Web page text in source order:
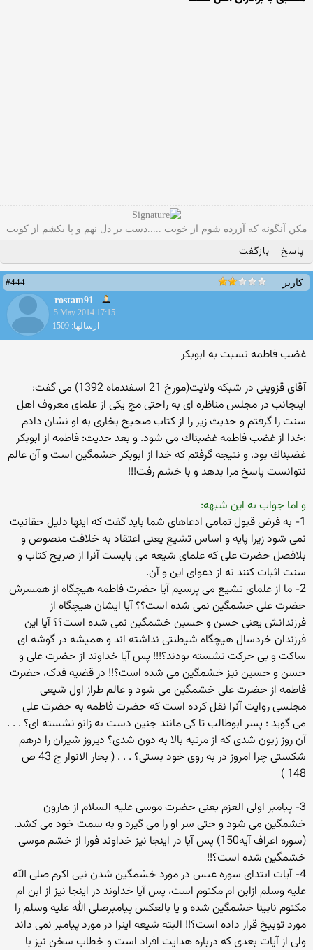
مکن آنگونه که آزرده شوم از خویت .....دست بر دل نهم و پا بکشم از کویت
پاسخ بازگفت
کاربر
#444
rostam91
5 May 2014 17:15
ارسالها: 1509
غضب فاطمه نسبت به ابوبکر
آقای قزوینی در شبکه ولایت(مورخ 21 اسفندماه 1392) می گفت:
اینجانب در مجلس مناظره ای به راحتی مچ یكی از علمای معروف اهل
سنت را گرفتم و حدیث زیر را از كتاب صحیح بخاری به او نشان دادم
:خدا از غضب فاطمه غضبناك می شود. و بعد حدیث: فاطمه از ابوبكر
غضبناك بود. و نتیجه گرفتم كه خدا از ابوبكر خشمگین است و آن عالم
نتوانست پاسخ مرا بدهد و با خشم رفت!!!
و اما جواب به این شبهه:
1- به فرض قبول تمامی ادعاهای شما باید گفت که اینها دلیل حقانیت
نمی شود زیرا پایه و اساس تشیع یعنی اعتقاد به خلافت منصوص و
بلافصل حضرت علی که علمای شیعه می بایست آنرا از صریح کتاب و
سنت اثبات کنند نه از دعوای این و آن.
2- ما از علمای تشیع می پرسیم آیا حضرت فاطمه هیچگاه از همسرش
حضرت علی خشمگین نمی شده است؟؟ آیا ایشان هیچگاه از
فرزندانش یعنی حسن و حسین خشمگین نمی شده است؟؟ آیا این
فرزندان خردسال هیچگاه شیطنتی نداشته اند و همیشه در گوشه ای
ساکت و بی حرکت نشسته بودند؟!!! پس آیا خداوند از حضرت علی و
حسن و حسین نیز خشمگین می شده است؟!! در قضیه فدک، حضرت
فاطمه از حضرت علی خشمگین می شود و عالم طراز اول شیعی
مجلسی روایت آنرا نقل کرده است که حضرت فاطمه به حضرت علی
می گوید : پسر ابوطالب تا کی مانند جنین دست به زانو نشسته ای؟ . . .
آن روز زبون شدی که از مرتبه بالا به دون شدی؟ دیروز شیران را درهم
شکستی چرا امروز در به روی خود بستی؟ . . . ( بحار الانوار ج 43 ص
148 )
3- پیامبر اولی العزم یعنی حضرت موسی علیه السلام از هارون
خشمگین می شود و حتی سر او را می گیرد و به سمت خود می کشد.
(سوره اعراف آیه150) پس آیا در اینجا نیز خداوند فورا از خشم موسی
خشمگین شده است؟!!
4- آیات ابتدای سوره عبس در مورد خشمگین شدن نبی اکرم صلی الله
علیه وسلم ازابن ام مکتوم است، پس آیا خداوند در اینجا نیز از ابن ام
مکتوم نابینا خشمگین شده و یا بالعکس پیامبرصلی الله علیه وسلم را
مورد توبیخ قرار داده است؟!! البته شیعه اینرا در مورد پیامبر نمی داند
ولی از آیات بعدی که درباره هدایت افراد است و خطاب سخن نیز با